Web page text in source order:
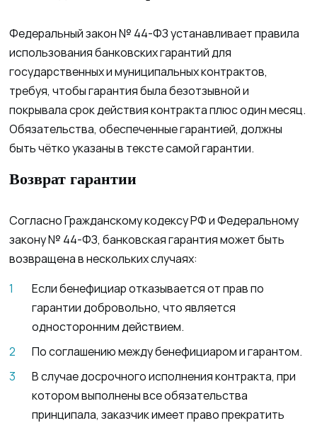
Федеральный закон № 44-ФЗ устанавливает правила
использования банковских гарантий для
государственных и муниципальных контрактов,
требуя, чтобы гарантия была безотзывной и
покрывала срок действия контракта плюс один месяц.
Обязательства, обеспеченные гарантией, должны
быть чётко указаны в тексте самой гарантии.
Возврат гарантии
Согласно Гражданскому кодексу РФ и Федеральному
закону № 44-ФЗ, банковская гарантия может быть
возвращена в нескольких случаях:
Если бенефициар отказывается от прав по
гарантии добровольно, что является
односторонним действием.
По соглашению между бенефициаром и гарантом.
В случае досрочного исполнения контракта, при
котором выполнены все обязательства
принципала, заказчик имеет право прекратить